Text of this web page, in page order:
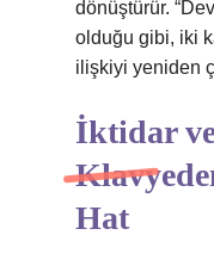
dönüştürür.
olduğu gibi, iki
ilişkiyi yeniden
İktidar
Hat